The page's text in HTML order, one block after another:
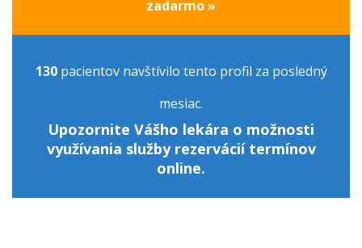
zadarmo »
130pacientov navštívilo tento profil za posledný
mesiac.
Upozornite Vášho lekára o možnosti
využívania služby rezervácií termínov
online.